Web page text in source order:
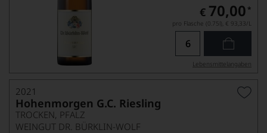
€ 70,00 *
pro Flasche (0.75l), € 93,33/L
Lebensmittel­angaben
2021
Hohenmorgen G.C. Riesling
TROCKEN, PFALZ
WEINGUT DR. BÜRKLIN-WOLF